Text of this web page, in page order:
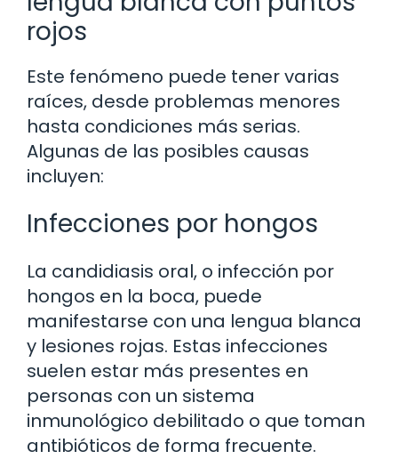
rojos
Este fenómeno puede tener varias
raíces, desde problemas menores
hasta condiciones más serias.
Algunas de las posibles causas
incluyen:
Infecciones por hongos
La candidiasis oral, o infección por
hongos en la boca, puede
manifestarse con una lengua blanca
y lesiones rojas. Estas infecciones
suelen estar más presentes en
personas con un sistema
inmunológico debilitado o que toman
antibióticos de forma frecuente.